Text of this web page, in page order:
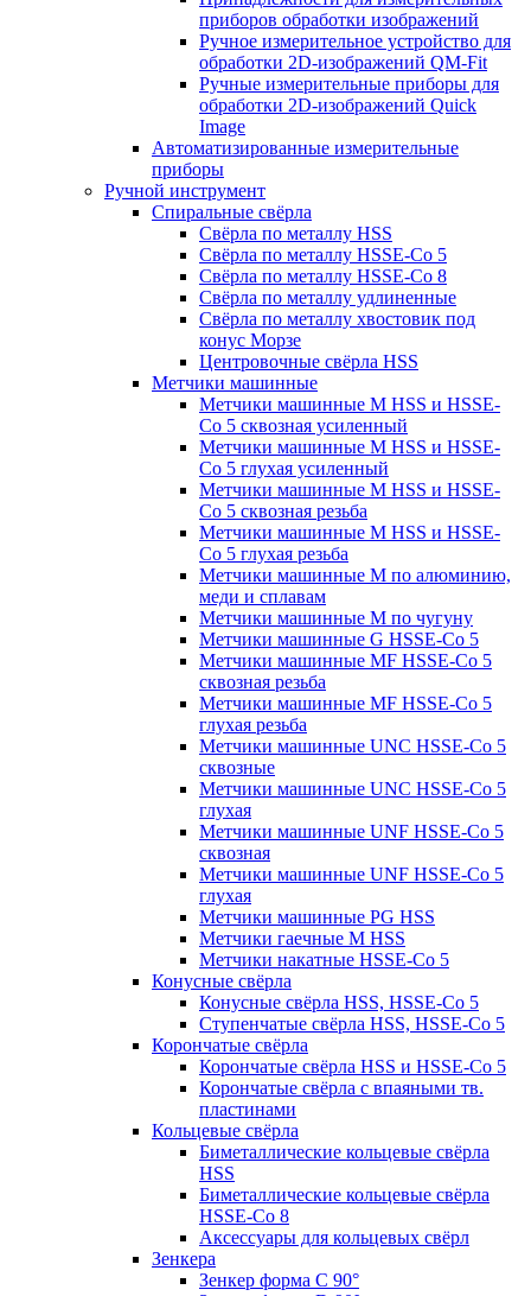
приборов обработки изображений
Ручное измерительное устройство для
обработки 2D-изображений QM-Fit
Ручные измерительные приборы для
обработки 2D-изображений Quick
Image
Автоматизированные измерительные
приборы
Ручной инструмент
Спиральные свёрла
Свёрла по металлу HSS
Свёрла по металлу HSSE-Co 5
Свёрла по металлу HSSE-Co 8
Свёрла по металлу удлиненные
Свёрла по металлу хвостовик под
конус Морзе
Центровочные свёрла HSS
Метчики машинные
Метчики машинные M HSS и HSSE-
Co 5 сквозная усиленный
Метчики машинные M HSS и HSSE-
Co 5 глухая усиленный
Метчики машинные M HSS и HSSE-
Co 5 сквозная резьба
Метчики машинные M HSS и HSSE-
Co 5 глухая резьба
Метчики машинные M по алюминию,
меди и сплавам
Метчики машинные M по чугуну
Метчики машинные G HSSE-Co 5
Метчики машинные MF HSSE-Co 5
сквозная резьба
Метчики машинные MF HSSE-Co 5
глухая резьба
Метчики машинные UNC HSSE-Co 5
сквозные
Метчики машинные UNC HSSE-Co 5
глухая
Метчики машинные UNF HSSE-Co 5
сквозная
Метчики машинные UNF HSSE-Co 5
глухая
Метчики машинные PG HSS
Метчики гаечные M HSS
Метчики накатные HSSE-Co 5
Конусные свёрла
Конусные свёрла HSS, HSSE-Co 5
Ступенчатые свёрла HSS, HSSE-Co 5
Корончатые свёрла
Корончатые свёрла HSS и HSSE-Co 5
Корончатые свёрла с впаяными тв.
пластинами
Кольцевые свёрла
Биметаллические кольцевые свёрла
HSS
Биметаллические кольцевые свёрла
HSSE-Co 8
Аксессуары для кольцевых свёрл
Зенкера
Зенкер форма С 90°